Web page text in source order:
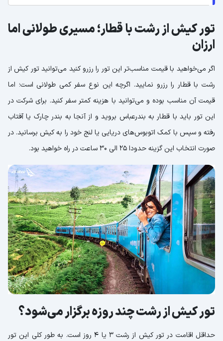
تور کیش از رشت با قطار؛ مسیری طولانی اما
ارزان
اگر می‌خواهید با قیمت مناسب‌تر این تور را رزرو کنید می‌توانید تور کیش از
رشت با قطار را رزرو نمایید. اگرچه این نوع سفر کمی طولانی است؛ اما
قیمت آن مناسب بوده و می‌توانید با هزینه کمتر سفر کنید. برای شرکت در
این تور باید با قطار به بندرعباس بروید و از آنجا به بندر چارک یا آفتاب
رفته و سپس با کمک اتوبوس‌های دریایی یا لنج خود را به کیش برسانید. در
صورت انتخاب این گزینه حدودا 25 الی 30 ساعت در راه خواهید بود.
تور کیش از رشت چند روزه برگزار می‌شود؟
حداقل اقامت در تور کیش از رشت 3 یا 4 روز است. به طور کلی این تور